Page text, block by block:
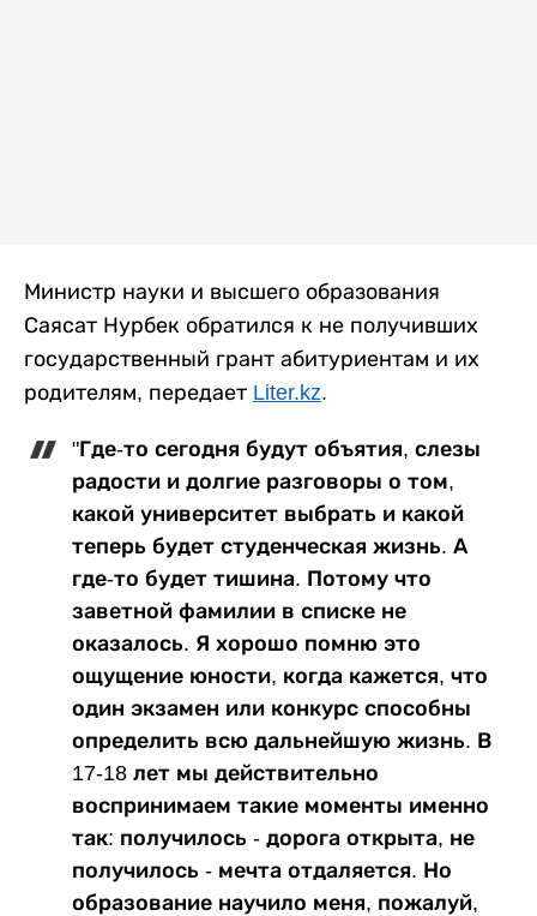
Министр науки и высшего образования
Саясат Нурбек обратился к не получивших
государственный грант абитуриентам и их
родителям, передает Liter.kz.
"Где-то сегодня будут объятия, слезы
радости и долгие разговоры о том,
какой университет выбрать и какой
теперь будет студенческая жизнь. А
где-то будет тишина. Потому что
заветной фамилии в списке не
оказалось. Я хорошо помню это
ощущение юности, когда кажется, что
один экзамен или конкурс способны
определить всю дальнейшую жизнь. В
17-18 лет мы действительно
воспринимаем такие моменты именно
так: получилось - дорога открыта, не
получилось - мечта отдаляется. Но
образование научило меня, пожалуй,